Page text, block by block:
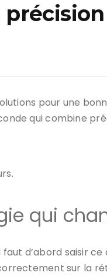
pour une
qui combine
qui
d’abord saisir ce
sur la